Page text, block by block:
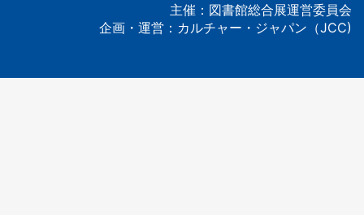
主催：図書館総合展運営委員会
企画・運営：カルチャー・ジャパン（JCC)